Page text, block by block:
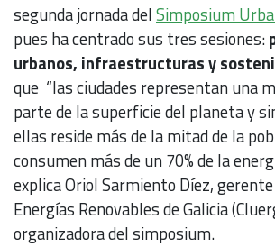
segunda jornada delSimposium
pues ha centrado sus tres sesiones:
urbanos, infraestructuras y
que “las ciudades representan una
parte de la superficie del planeta y
ellas reside más de la mitad de la
consumen más de un 70% de la
explica Oriol Sarmiento Díez,
Energías Renovables de Galicia
organizadora del simposium.